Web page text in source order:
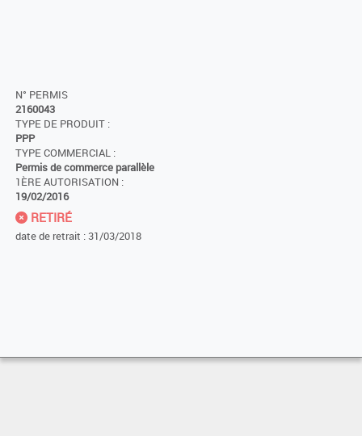
N° PERMIS
2160043
TYPE DE PRODUIT :
PPP
TYPE COMMERCIAL :
Permis de commerce parallèle
1ÈRE AUTORISATION :
19/02/2016
RETIRÉ
date de retrait : 31/03/2018